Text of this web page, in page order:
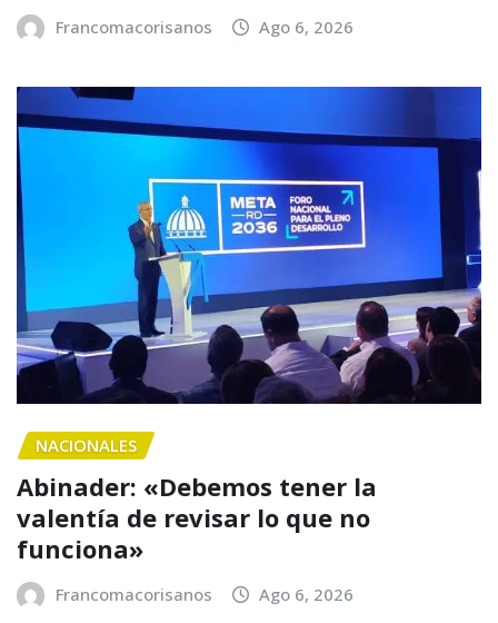
Francomacorisanos Ago 6, 2026
NACIONALES
Abinader: «Debemos tener la
valentía de revisar lo que no
funciona»
Francomacorisanos Ago 6, 2026